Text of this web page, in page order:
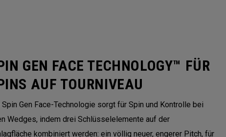
GEN FACE TECHNOLOGY™ FÜR
AUF TOURNIVEAU
Spin Gen Face-Technologie sorgt für Spin und Kontrolle bei
Wedges, indem drei Schlüsselelemente auf der
kombiniert werden: ein völlig neuer, engerer Pitch, für